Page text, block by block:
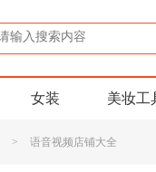
女装 美妆工
> 语音视频店铺大全